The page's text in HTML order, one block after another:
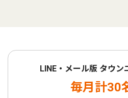
LINE・メール版 タウン
毎月計30